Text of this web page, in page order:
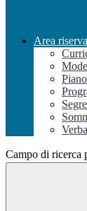
Area
Campo di ricerca